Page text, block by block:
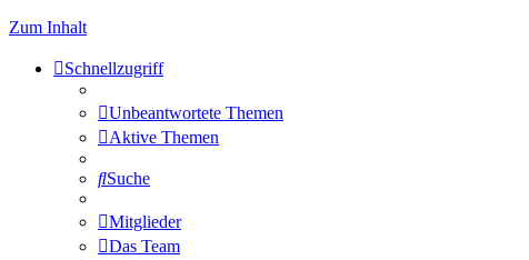
Zum Inhalt
Schnellzugriff
Unbeantwortete Themen
Aktive Themen
Suche
Mitglieder
Das Team